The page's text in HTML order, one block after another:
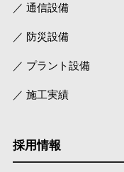
／ 通信設備
／ 防災設備
／ プラント設備
／ 施工実績
採用情報